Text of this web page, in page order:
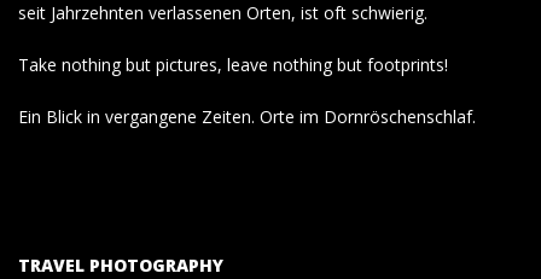
seit Jahrzehnten verlassenen Orten, ist oft schwierig.
Take nothing but pictures, leave nothing but footprints!
Ein Blick in vergangene Zeiten. Orte im Dornröschenschlaf.
TRAVEL PHOTOGRAPHY